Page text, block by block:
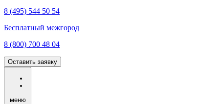
8 (495) 544 50 54
Бесплатный межгород
8 (800) 700 48 04
Оставить заявку
меню